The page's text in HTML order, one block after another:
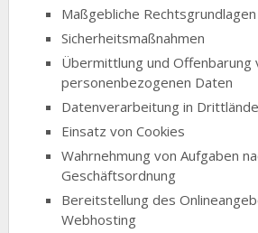
Maßgebliche Rechtsgrundlagen
Sicherheitsmaßnahmen
Übermittlung und Offenbarung
personenbezogenen Daten
Datenverarbeitung in
Einsatz von Cookies
Wahrnehmung von Aufgaben
Geschäftsordnung
Bereitstellung des
Webhosting